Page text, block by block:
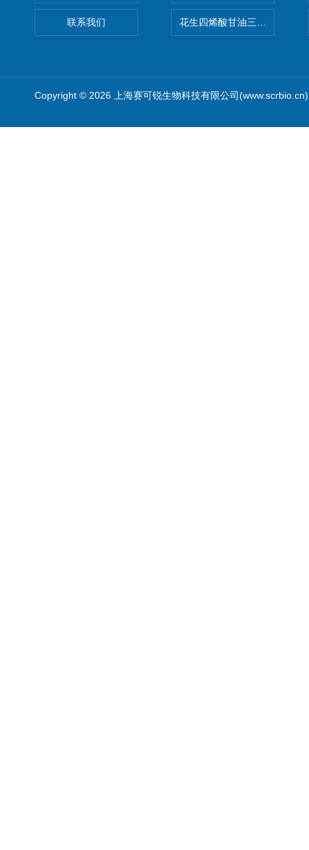
联系我们 花生四烯酸甘油三酯(顺式-
Copyright © 2026 上海赛可锐生物科技有限公司